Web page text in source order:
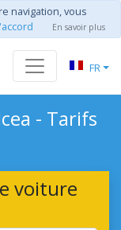
navigation, vous
En savoir plus
FR
- Tarifs
voiture